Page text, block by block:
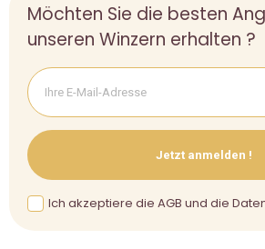
Möchten Sie die besten
unseren Winzern erhalten ?
Jetzt anmelden !
Ich akzeptiere die AGB und die